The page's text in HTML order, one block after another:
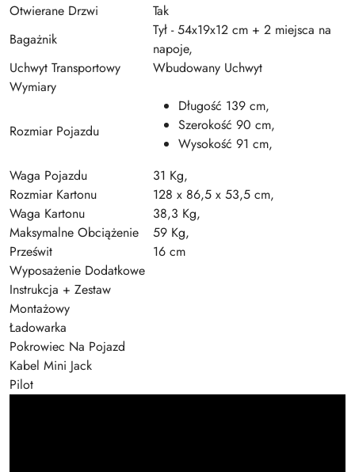
Otwierane Drzwi
Tak
Bagażnik
Tył - 54x19x12 cm + 2 miejsca na
napoje,
Uchwyt Transportowy
Wbudowany Uchwyt
Wymiary
Rozmiar Pojazdu
Długość 139 cm,
Szerokość 90 cm,
Wysokość 91 cm,
Waga Pojazdu
31 Kg,
Rozmiar Kartonu
128 x 86,5 x 53,5 cm,
Waga Kartonu
38,3 Kg,
Maksymalne Obciążenie
59 Kg,
Prześwit
16 cm
Wyposażenie Dodatkowe
Instrukcja + Zestaw
Montażowy
Ładowarka
Pokrowiec Na Pojazd
Kabel Mini Jack
Pilot